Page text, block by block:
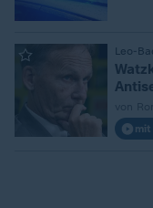
Leo-
mit